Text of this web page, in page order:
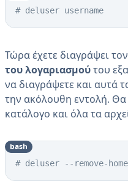
# deluser username
Τώρα έχετε διαγράψει
του λογαριασμούτου
να διαγράψετε και αυτά
την ακόλουθη εντολή. Θα
κατάλογο και όλα τα
# deluser --remove-
bash